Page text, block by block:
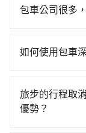
等待車站前排
加轉乘之平均
人至少額外負
轉乘與等車上
$115~205承租
返回），雖已
Yaris、Prius C
數超過四位，
灣大車隊、
3%、密度僅雙
改預約一輛
包車公司很多
以依照您行程
無隱藏費用，
策，讓您在規
如何使用包車
的便利性和彈
的節奏和時間
旅步的行程取
優勢？